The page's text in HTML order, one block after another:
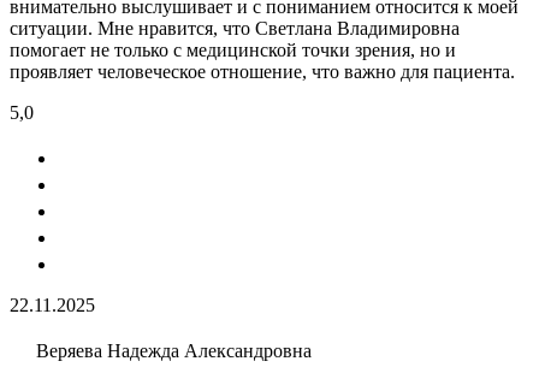
внимательно выслушивает и с пониманием относится к моей
ситуации. Мне нравится, что Светлана Владимировна
помогает не только с медицинской точки зрения, но и
проявляет человеческое отношение, что важно для пациента.
5,0
22.11.2025
Веряева Надежда Александровна